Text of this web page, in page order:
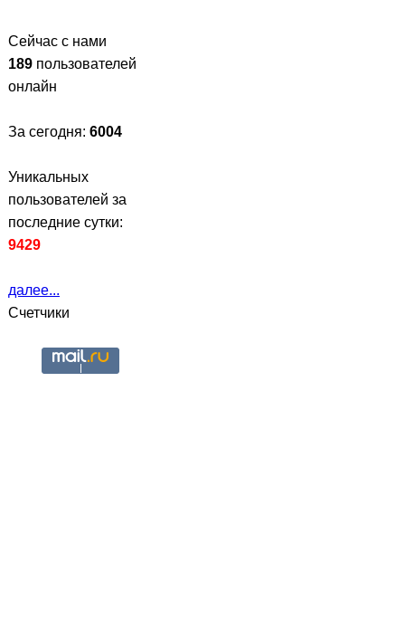
Сейчас с нами
189 пользователей
онлайн
За сегодня: 6004
Уникальных
пользователей за
последние сутки:
9429
далее...
Счетчики